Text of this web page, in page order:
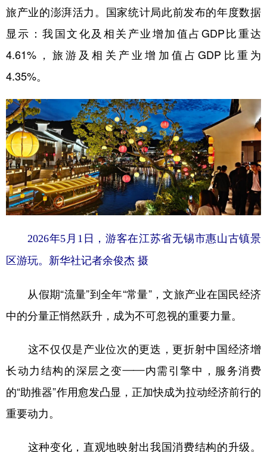
地方频道
北京 天津 河北 山西
辽宁
浙江 安徽 福建 江西
山东 河南 湖北
广东 广西 海南
四川 贵州 云南 西藏
陕西 甘肃 青海 宁夏
新疆 内蒙古 黑龙江
Deutsch Português
旅产业的澎湃活力。国家统计局此前发布的年度数据
显示：我国文化及相关产业增加值占GDP比重达
4.61%，旅游及相关产业增加值占GDP比重为
4.35%。
2026年5月1日，游客在江苏省无锡市惠山古镇景
区游玩。新华社记者余俊杰 摄
从假期“流量”到全年“常量”，文旅产业在国民经济
中的分量正悄然跃升，成为不可忽视的重要力量。
这不仅仅是产业位次的更迭，更折射中国经济增
长动力结构的深层之变——内需引擎中，服务消费
的“助推器”作用愈发凸显，正加快成为拉动经济前行的
重要动力。
这种变化，直观地映射出我国消费结构的升级。